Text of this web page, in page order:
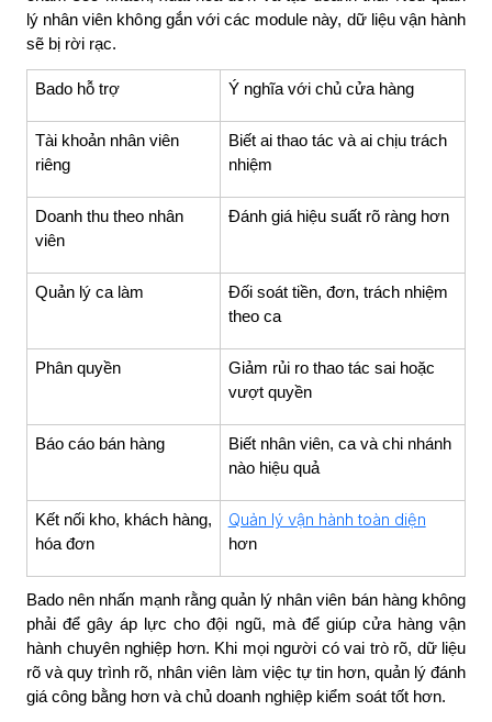
lý nhân viên không gắn với các module này, dữ liệu vận hành
sẽ bị rời rạc.
Bado hỗ trợ Ý nghĩa với chủ cửa hàng
Tài khoản nhân viên
riêng
Biết ai thao tác và ai chịu trách
nhiệm
Doanh thu theo nhân
viên
Đánh giá hiệu suất rõ ràng hơn
Quản lý ca làm
Đối soát tiền, đơn, trách nhiệm
theo ca
Phân quyền
Giảm rủi ro thao tác sai hoặc
vượt quyền
Báo cáo bán hàng
Biết nhân viên, ca và chi nhánh
nào hiệu quả
Kết nối kho, khách hàng,
hóa đơn
Quản lý vận hành toàn diện
hơn
Bado nên nhấn mạnh rằng quản lý nhân viên bán hàng không
phải để gây áp lực cho đội ngũ, mà để giúp cửa hàng vận
hành chuyên nghiệp hơn. Khi mọi người có vai trò rõ, dữ liệu
rõ và quy trình rõ, nhân viên làm việc tự tin hơn, quản lý đánh
giá công bằng hơn và chủ doanh nghiệp kiểm soát tốt hơn.